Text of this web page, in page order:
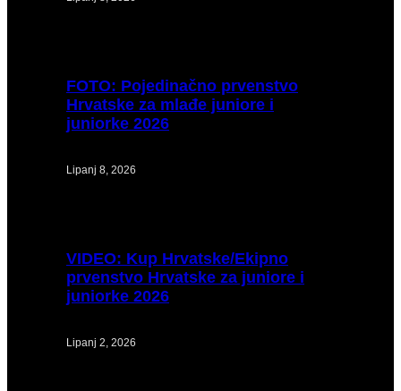
FOTO: Pojedinačno prvenstvo
Hrvatske za mlađe juniore i
juniorke 2026
Lipanj 8, 2026
VIDEO: Kup Hrvatske/Ekipno
prvenstvo Hrvatske za juniore i
juniorke 2026
Lipanj 2, 2026